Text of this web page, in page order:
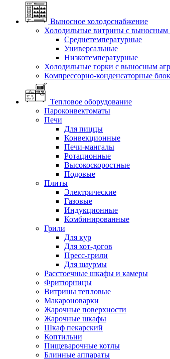
Выносное холодоснабжение
Холодильные витрины с выносным
Среднетемпературные
Универсальные
Низкотемпературные
Холодильные горки с выносным
Компрессорно-конденсаторные
Тепловое оборудование
Пароконвектоматы
Печи
Для пиццы
Конвекционные
Печи-мангалы
Ротационные
Высокоскоростные
Подовые
Плиты
Электрические
Газовые
Индукционные
Комбинированные
Грили
Для кур
Для хот-догов
Пресс-грили
Для шаурмы
Расстоечные шкафы и камеры
Фритюрницы
Витрины тепловые
Макароноварки
Жарочные поверхности
Жарочные шкафы
Шкаф пекарский
Коптильни
Пищеварочные котлы
Блинные аппараты